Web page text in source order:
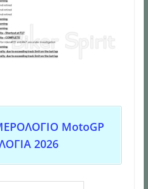
MotoGP
2026